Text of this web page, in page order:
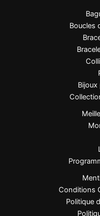
Boucles
Conditions
Politique